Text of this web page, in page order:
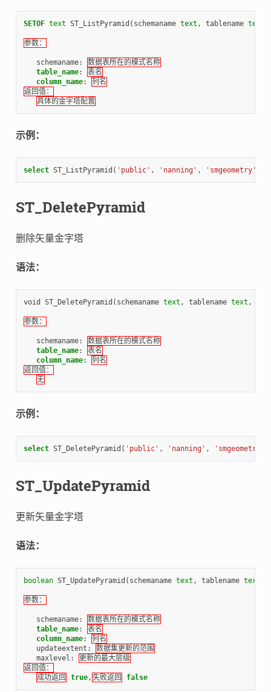
SETOF text ST_ListPyramid ( schemaname text , tablename text
参数：
schemaname:
数据表所在的模式名称
table_name:
表名
column_name:
列名
返回值：
具体的金字塔配置
示例：
select ST_ListPyramid ( 'public' , 'nanning' , 'smgeometry'
ST_DeletePyramid
删除矢量金字塔
语法：
void ST_DeletePyramid ( schemaname text , tablename text ,
参数：
schemaname:
数据表所在的模式名称
table_name:
表名
column_name:
列名
返回值：
无
示例：
select ST_DeletePyramid ( 'public' , 'nanning' , 'smgeometry'
ST_UpdatePyramid
更新矢量金字塔
语法：
boolean ST_UpdatePyramid ( schemaname text , tablename text
参数：
schemaname:
数据表所在的模式名称
table_name:
表名
column_name:
列名
updateextent :
数据集更新的范围
maxlevel :
更新的最大层级
返回值：
成功返回
true, 失败返回 false